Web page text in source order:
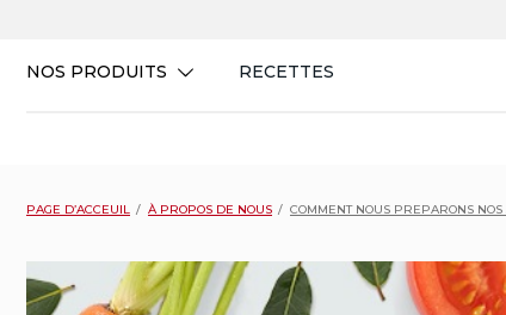
content
NOS PRODUITS RECETTES
PAGE D’ACCEUIL À PROPOS DE NOUS COMMENT NOUS PREPARONS NOS